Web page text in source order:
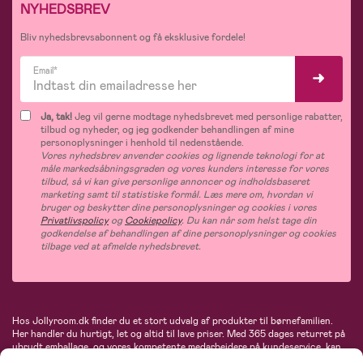
NYHEDSBREV
Bliv nyhedsbrevsabonnent og få eksklusive fordele!
Email*
Ja, tak!Jeg vil gerne modtage nyhedsbrevet med personlige rabatter,
tilbud og nyheder, og jeg godkender behandlingen af mine
personoplysninger i henhold til nedenstående.
Vores nyhedsbrev anvender cookies og lignende teknologi for at
måle markedsåbningsgraden og vores kunders interesse for vores
tilbud, så vi kan give personlige annoncer og indholdsbaseret
marketing samt til statistiske formål. Læs mere om, hvordan vi
bruger og beskytter dine personoplysninger og cookies i vores
PrivatlivspolicyogCookiepolicy. Du kan når som helst tage din
godkendelse af behandlingen af dine personoplysninger og cookies
tilbage ved at afmelde nyhedsbrevet.
Hos Jollyroom.dk finder du et stort udvalg af produkter til børnefamilien.
Her handler du hurtigt, let og altid til lave priser. Med 365 dages returret på
ubrudt emballage, og vores kompetente medarbejdere på kundeservice, kan